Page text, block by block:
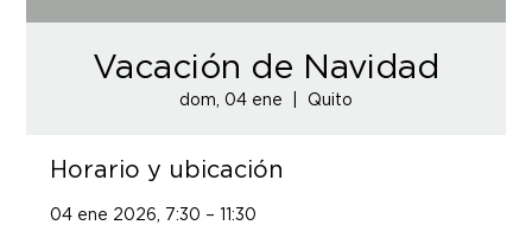
Vacación de Navidad
dom, 04 ene Quito
Horario y ubicación
04 ene 2026, 7:30 – 11:30